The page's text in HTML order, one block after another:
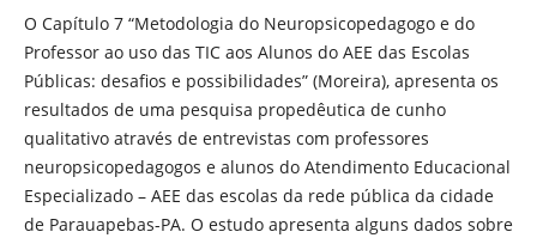
O Capítulo 7 “Metodologia do Neuropsicopedagogo e do
Professor ao uso das TIC aos Alunos do AEE das Escolas
Públicas: desafios e possibilidades” (Moreira), apresenta os
resultados de uma pesquisa propedêutica de cunho
qualitativo através de entrevistas com professores
neuropsicopedagogos e alunos do Atendimento Educacional
Especializado – AEE das escolas da rede pública da cidade
de Parauapebas-PA. O estudo apresenta alguns dados sobre